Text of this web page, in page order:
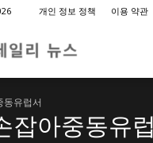
개인 정보 정책 이용 약관
동유럽서
잡아중동유